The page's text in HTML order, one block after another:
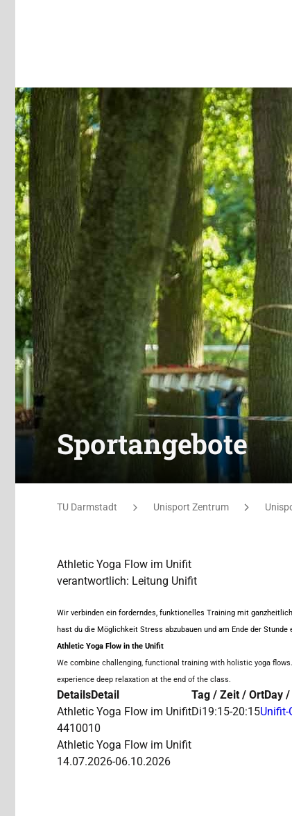
Sportangebote
Sie befinden sich hier:
TU Darmstadt Unisport Zentrum
Athletic Yoga Flow im Unifit
verantwortlich: Leitung Unifit
Wir verbinden ein forderndes, funktionelles Training mit
hast du die Möglichkeit Stress abzubauen und am Ende der Stunde
Athletic Yoga Flow in the Unifit
We combine challenging, functional training with holistic yoga
experience deep relaxation at the end of the class.
DetailsDetail Tag / Zeit / OrtDay
Athletic Yoga Flow im Unifit
4410010
Athletic Yoga Flow im Unifit
14.07.2026-06.10.2026
Di19:15-20:15Unifit-